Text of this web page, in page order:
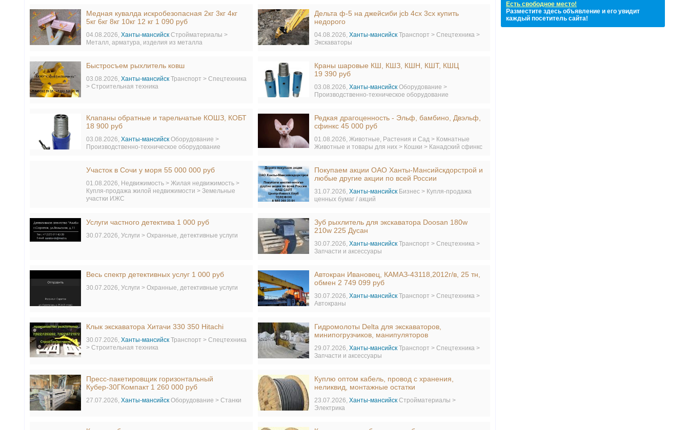
Медная кувалда искробезопасная 2кг 3кг 4кг
5кг 6кг 8кг 10кг 12 кг 1 090 руб
04.08.2026, Ханты-мансийск Стройматериалы >
Металл, арматура, изделия из металла
Дельта ф-5 на джейсиби jcb 4cx 3cx купить
недорого
04.08.2026, Ханты-мансийск Транспорт > Спецтехника >
Экскаваторы
Быстросъем рыхлитель ковш
03.08.2026, Ханты-мансийск Транспорт > Спецтехника
> Строительная техника
Краны шаровые КШ, КШЗ, КШН, КШТ, КШЦ
19 390 руб
03.08.2026, Ханты-мансийск Оборудование >
Производственно-техническое оборудование
Клапаны обратные и тарельчатые КОШЗ, КОБТ
18 900 руб
03.08.2026, Ханты-мансийск Оборудование >
Производственно-техническое оборудование
Редкая драгоценность - Эльф, бамбино, Двэльф,
сфинкс 45 000 руб
01.08.2026, Животные, Растения и Сад > Комнатные
Животные и товары для них > Кошки > Канадский сфинкс
Участок в Сочи у моря 55 000 000 руб
01.08.2026, Недвижимость > Жилая недвижимость >
Купля-продажа жилой недвижимости > Земельные
участки ИЖС
Покупаем акции ОАО Ханты-Мансийскдорстрой и
любые другие акции по всей России
31.07.2026, Ханты-мансийск Бизнес > Купля-продажа
ценных бумаг / акций
Услуги частного детектива 1 000 руб
30.07.2026, Услуги > Охранные, детективные услуги
Зуб рыхлитель для экскаватора Doosan 180w
210w 225 Дусан
30.07.2026, Ханты-мансийск Транспорт > Спецтехника >
Запчасти и аксессуары
Весь спектр детективных услуг 1 000 руб
30.07.2026, Услуги > Охранные, детективные услуги
Автокран Ивановец, КАМАЗ-43118,2012г/в, 25 тн,
обмен 2 749 099 руб
30.07.2026, Ханты-мансийск Транспорт > Спецтехника >
Автокраны
Клык экскаватора Хитачи 330 350 Hitachi
30.07.2026, Ханты-мансийск Транспорт > Спецтехника
> Строительная техника
Гидромолоты Delta для экскаваторов,
минипогрузчиков, манипуляторов
29.07.2026, Ханты-мансийск Транспорт > Спецтехника >
Запчасти и аксессуары
Пресс-пакетировщик горизонтальный
Кубер-30ГКомпакт 1 260 000 руб
27.07.2026, Ханты-мансийск Оборудование > Станки
Куплю оптом кабель, провод с хранения,
неликвид, монтажные остатки
23.07.2026, Ханты-мансийск Стройматериалы >
Электрика
Есть свободное место!
Разместите здесь объявление и его увидит
каждый посетитель сайта!